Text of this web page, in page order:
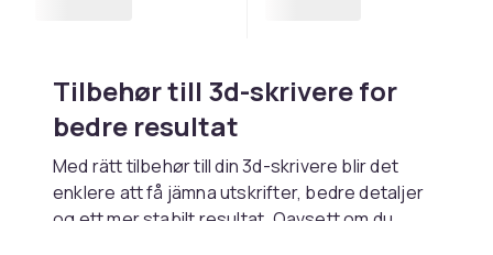
Tilbehør till 3d-skrivere for
bedre resultat
Med rätt tilbehør till din 3d-skrivere blir det
enklere att få jämna utskrifter, bedre detaljer
og ett mer stabilt resultat. Oavsett om du